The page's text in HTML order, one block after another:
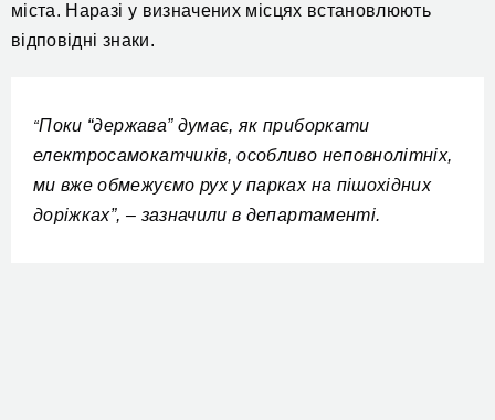
міста. Наразі у визначених місцях встановлюють
відповідні знаки.
“Поки “держава” думає, як приборкати
електросамокатчиків, особливо неповнолітніх,
ми вже обмежуємо рух у парках на пішохідних
доріжках”, – зазначили в департаменті.